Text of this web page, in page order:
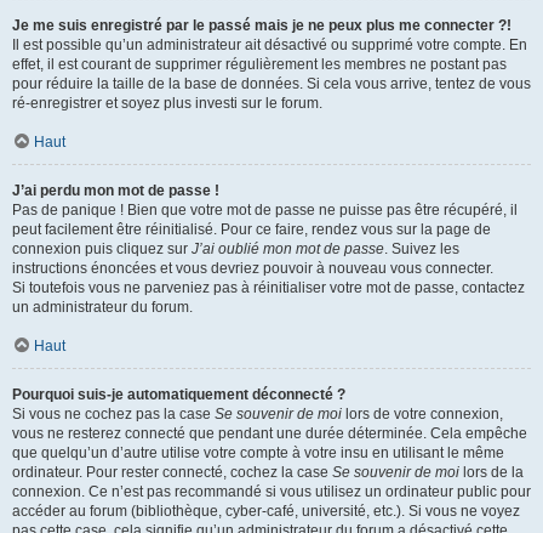
Je me suis enregistré par le passé mais je ne peux plus me connecter ?!
Il est possible qu’un administrateur ait désactivé ou supprimé votre compte. En
effet, il est courant de supprimer régulièrement les membres ne postant pas
pour réduire la taille de la base de données. Si cela vous arrive, tentez de vous
ré-enregistrer et soyez plus investi sur le forum.
Haut
J’ai perdu mon mot de passe !
Pas de panique ! Bien que votre mot de passe ne puisse pas être récupéré, il
peut facilement être réinitialisé. Pour ce faire, rendez vous sur la page de
connexion puis cliquez sur J’ai oublié mon mot de passe. Suivez les
instructions énoncées et vous devriez pouvoir à nouveau vous connecter.
Si toutefois vous ne parveniez pas à réinitialiser votre mot de passe, contactez
un administrateur du forum.
Haut
Pourquoi suis-je automatiquement déconnecté ?
Si vous ne cochez pas la case Se souvenir de moi lors de votre connexion,
vous ne resterez connecté que pendant une durée déterminée. Cela empêche
que quelqu’un d’autre utilise votre compte à votre insu en utilisant le même
ordinateur. Pour rester connecté, cochez la case Se souvenir de moi lors de la
connexion. Ce n’est pas recommandé si vous utilisez un ordinateur public pour
accéder au forum (bibliothèque, cyber-café, université, etc.). Si vous ne voyez